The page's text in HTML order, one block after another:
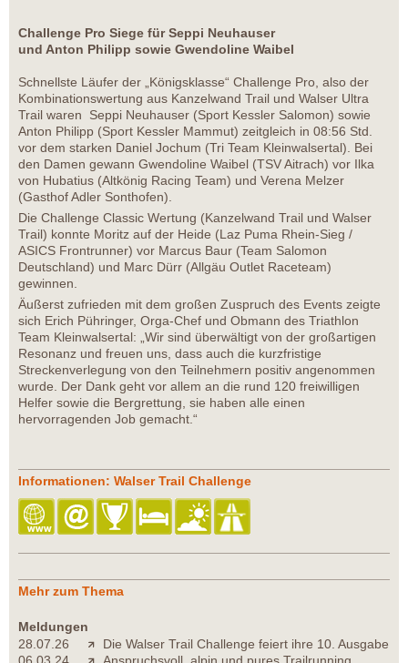
Challenge Pro Siege für Seppi Neuhauser
und Anton Philipp sowie Gwendoline Waibel
Schnellste Läufer der „Königsklasse“ Challenge Pro, also der
Kombinationswertung aus Kanzelwand Trail und Walser Ultra
Trail waren Seppi Neuhauser (Sport Kessler Salomon) sowie
Anton Philipp (Sport Kessler Mammut) zeitgleich in 08:56 Std.
vor dem starken Daniel Jochum (Tri Team Kleinwalsertal). Bei
den Damen gewann Gwendoline Waibel (TSV Aitrach) vor Ilka
von Hubatius (Altkönig Racing Team) und Verena Melzer
(Gasthof Adler Sonthofen).
Die Challenge Classic Wertung (Kanzelwand Trail und Walser
Trail) konnte Moritz auf der Heide (Laz Puma Rhein-Sieg /
ASICS Frontrunner) vor Marcus Baur (Team Salomon
Deutschland) und Marc Dürr (Allgäu Outlet Raceteam)
gewinnen.
Äußerst zufrieden mit dem großen Zuspruch des Events zeigte
sich Erich Pühringer, Orga-Chef und Obmann des Triathlon
Team Kleinwalsertal: „Wir sind überwältigt von der großartigen
Resonanz und freuen uns, dass auch die kurzfristige
Streckenverlegung von den Teilnehmern positiv angenommen
wurde. Der Dank geht vor allem an die rund 120 freiwilligen
Helfer sowie die Bergrettung, sie haben alle einen
hervorragenden Job gemacht.“
Informationen: Walser Trail Challenge
Mehr zum Thema
Meldungen
28.07.26
Die Walser Trail Challenge feiert ihre 10. Ausgabe